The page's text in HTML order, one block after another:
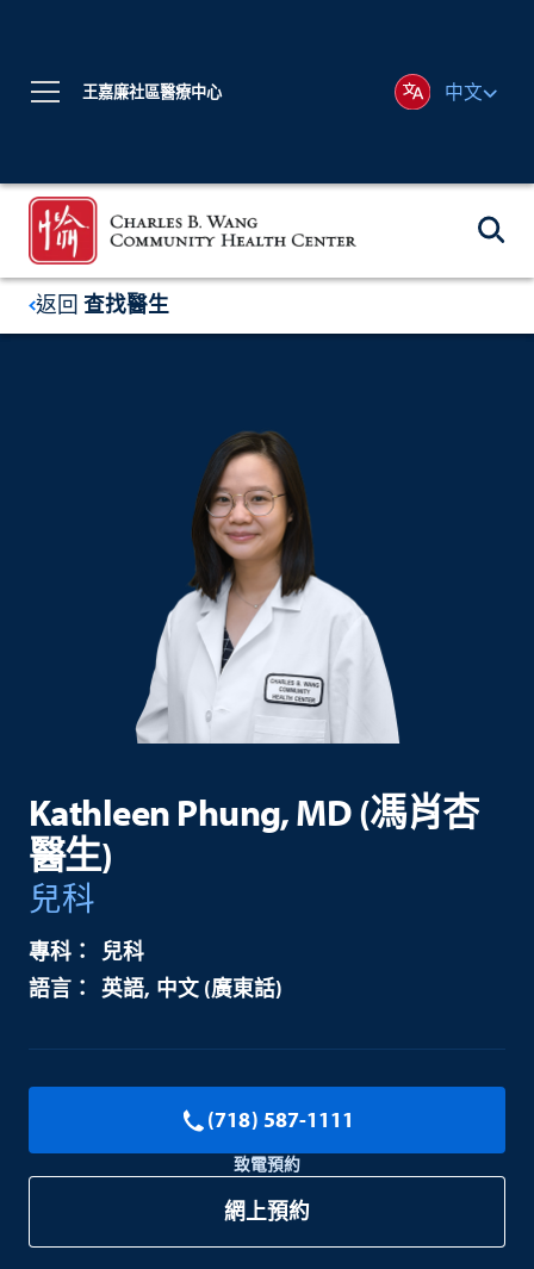
王嘉廉社區醫療中心 中文
返回 查找醫生
Kathleen Phung, MD (馮肖杏
醫生)
兒科
兒科
英語 中文 (廣東話)
(718) 587-1111
致電預約
網上預約